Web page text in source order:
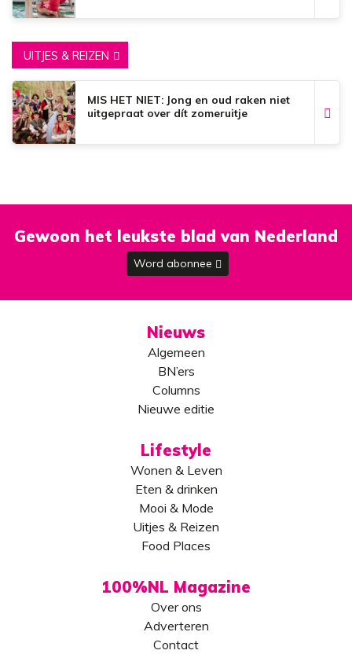
UITJES & REIZEN
MIS HET NIET: Jong en oud raken niet
uitgepraat over dít zomeruitje
Gewoon het leukste blad van Nederland
Word abonnee
Nieuws
Algemeen
BN’ers
Columns
Nieuwe editie
Lifestyle
Wonen & Leven
Eten & drinken
Mooi & Mode
Uitjes & Reizen
Food Places
100%NL Magazine
Over ons
Adverteren
Contact